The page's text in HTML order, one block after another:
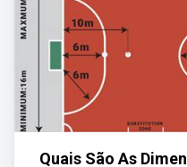
Quais São As